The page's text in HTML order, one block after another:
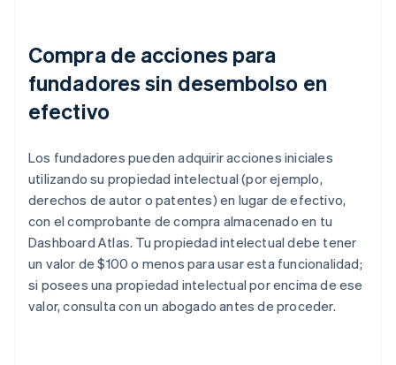
Compra de acciones para
fundadores sin desembolso en
efectivo
Los fundadores pueden adquirir acciones iniciales
utilizando su propiedad intelectual (por ejemplo,
derechos de autor o patentes) en lugar de efectivo,
con el comprobante de compra almacenado en tu
Dashboard Atlas. Tu propiedad intelectual debe tener
un valor de $100 o menos para usar esta funcionalidad;
si posees una propiedad intelectual por encima de ese
valor, consulta con un abogado antes de proceder.